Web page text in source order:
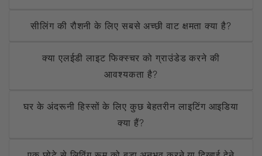
सीलिंग की रौशनी के लिए सबसे अच्छी वाट क्षमता क्या है?
क्या एलईडी लाइट फिक्स्चर को ग्राउंडेड करने की
आवश्यकता है?
घर के अंदरूनी हिस्सों के लिए कुछ बेहतरीन लाइटिंग आइडिया
क्या हैं?